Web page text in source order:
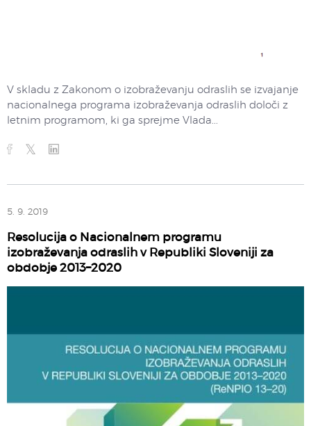
V skladu z Zakonom o izobraževanju odraslih se izvajanje
nacionalnega programa izobraževanja odraslih določi z
letnim programom, ki ga sprejme Vlada...
5. 9. 2019
Resolucija o Nacionalnem programu
izobraževanja odraslih v Republiki Sloveniji za
obdobje 2013–2020